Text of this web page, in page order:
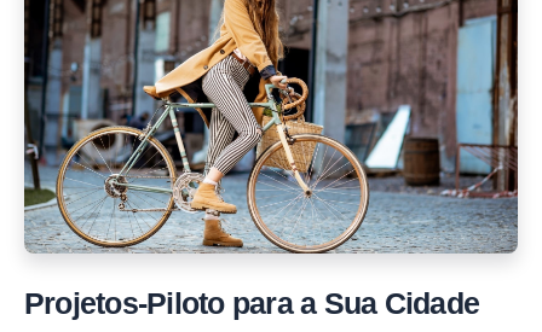
Projetos-Piloto para a Sua Cidade